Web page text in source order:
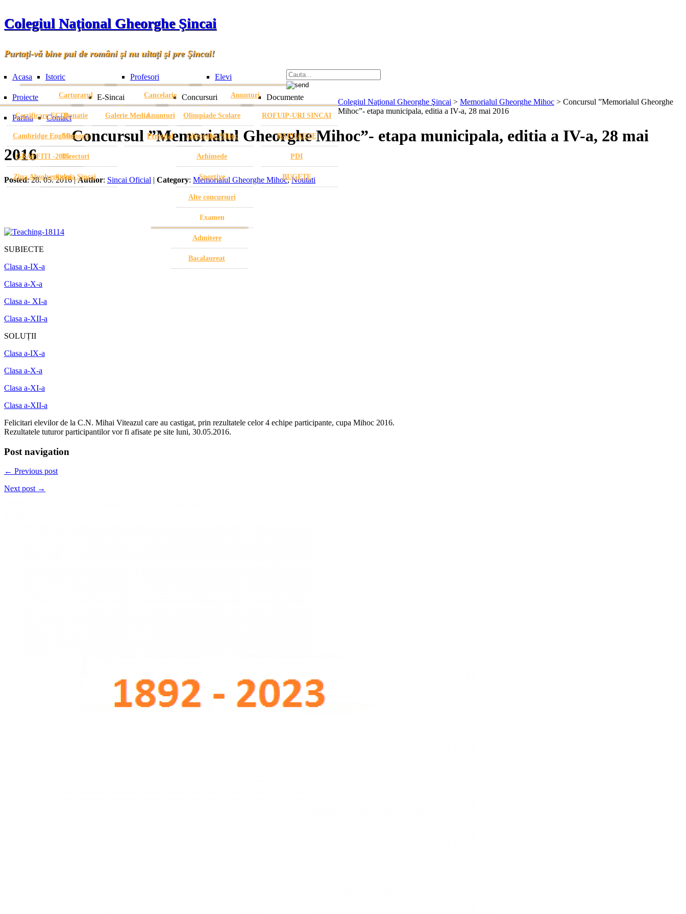
Colegiul Naţional Gheorghe Şincai
Purtaţi-vă bine pui de români şi nu uitaţi şi pre Şincai!
Acasa Istoric
Carturarul
Donatie
Memorii
Directori
Stema Șincai
Profesori
Cancelarie
Anunturi
Personal
Elevi
Anunturi
Proiecte
Certificare ECDL
Cambridge English
GRAFFITI -2015
Ziua Absolventului
E-Sincai
Galerie Media
Concursuri
Olimpiade Scolare
Gheorghe Mihoc
Arhimede
Sportive
Alte concursuri
Examen
Admitere
Bacalaureat
Documente
ROFUIP-URI SINCAI
RAPOARTE
PDI
BUGETE
Parinti Contact
Colegiul Naţional Gheorghe Şincai > Memorialul Gheorghe Mihoc > Concursul ”Memorialul Gheorghe
Mihoc”- etapa municipala, editia a IV-a, 28 mai 2016
Concursul ”Memorialul Gheorghe Mihoc”- etapa municipala, editia a IV-a, 28 mai
2016
Posted: 28. 05. 2016 |Author: Sincai Oficial | Category: Memorialul Gheorghe Mihoc,Noutati
SUBIECTE
Clasa a-IX-a
Clasa a-X-a
Clasa a- XI-a
Clasa a-XII-a
SOLUȚII
Clasa a-IX-a
Clasa a-X-a
Clasa a-XI-a
Clasa a-XII-a
Felicitari elevilor de la C.N. Mihai Viteazul care au castigat, prin rezultatele celor 4 echipe participante, cupa Mihoc 2016.
Rezultatele tuturor participantilor vor fi afisate pe site luni, 30.05.2016.
Post navigation
← Previous post
Next post →